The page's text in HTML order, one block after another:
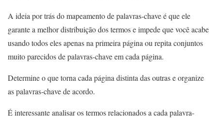
A ideia por trás do mapeamento de palavras-chave é que ele
garante a melhor distribuição dos termos e impede que você acabe
usando todos eles apenas na primeira página ou repita conjuntos
muito parecidos de palavras-chave em cada página.
Determine o que torna cada página distinta das outras e organize
as palavras-chave de acordo.
É interessante analisar os termos relacionados a cada palavra-